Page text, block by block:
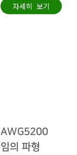
자세히 보기
AWG5200
임의 파형